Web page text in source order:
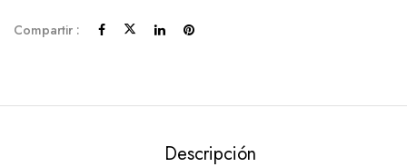
Compartir :
Descripción